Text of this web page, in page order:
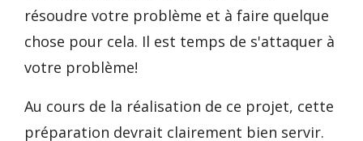
résoudre votre problème et à faire quelque
chose pour cela. Il est temps de s'attaquer à
votre problème!
Au cours de la réalisation de ce projet, cette
préparation devrait clairement bien servir.